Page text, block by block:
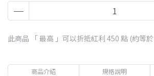
此商品 「 最高 」可以折抵紅利 450 點 (約等於
商品介紹 規格說明